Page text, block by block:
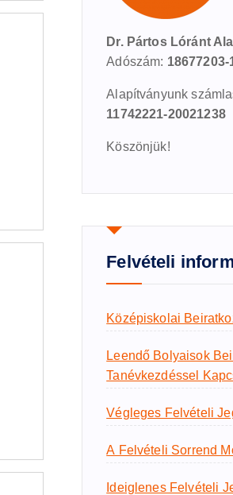
Dr. Pártos Lóránt
Adószám: 18677203-
Alapítványunk
11742221-20021238
Köszönjük!
Felvételi
Középiskolai
Leendő Bolyaisok
Tanévkezdéssel
Végleges Felvételi
A Felvételi Sorrend
Ideiglenes Felvételi